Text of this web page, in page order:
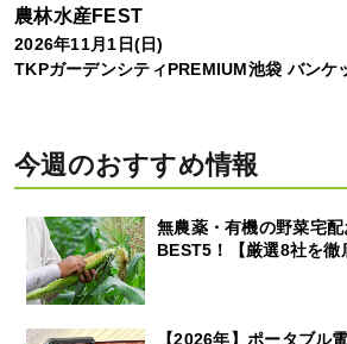
農林水産FEST
2026年11月1日(日)
TKPガーデンシティPREMIUM池袋 バンケ
今週のおすすめ情報
無農薬・有機の野菜宅
BEST5！【厳選8社を徹
【2026年】ポータブル